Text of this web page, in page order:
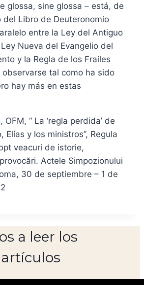
glossa, sine glossa – está, de
del Libro de Deuteronomio
entre la Ley del Antiguo
Nueva del Evangelio del
y la Regla de los Frailes
observarse tal como ha sido
hay más en estas
“ La ‘regla perdida’ de
Elías y los ministros”, Regula
veacuri de istorie,
Actele Simpozionului
30 de septiembre – 1 de
a leer los